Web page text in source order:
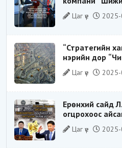
Гүйцэтгэх
О.Баттөмөрт
Цаг үе 2025-
“Стратегийн
нэрийн дор
хуримтлал”
Цаг үе
Ерөнхий сайд
огцрохоос
буруугаа
Цаг үе 2025-